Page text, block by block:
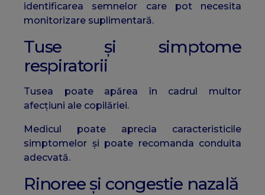
identificarea semnelor care pot necesita
monitorizare suplimentară.
Tuse și simptome
respiratorii
Tusea poate apărea în cadrul multor
afecțiuni ale copilăriei.
Medicul poate aprecia caracteristicile
simptomelor și poate recomanda conduita
adecvată.
Rinoree și congestie nazală